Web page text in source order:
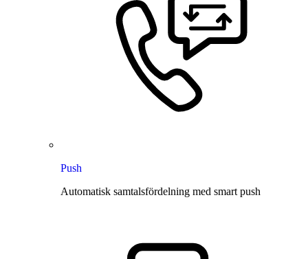
Push
Automatisk samtalsfördelning med smart push